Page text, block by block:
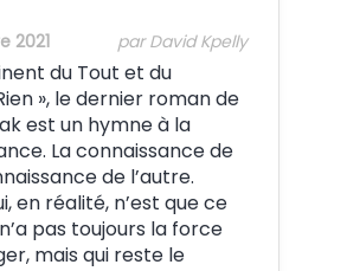
2021 par David Kpelly
du Tout et du
», le dernier roman de
est un hymne à la
La connaissance de
de l’autre.
en réalité, n’est que ce
pas toujours la force
mais qui reste le